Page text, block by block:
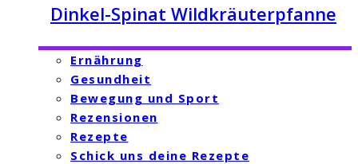
Dinkel-Spinat Wildkräuterpfanne
Ernährung
Gesundheit
Bewegung und Sport
Rezensionen
Rezepte
Schick uns deine Rezepte